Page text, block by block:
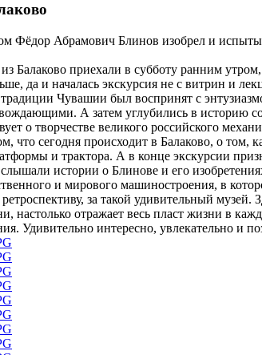
Фёдор Абрамович Блинов изобрел и
Балаково приехали в субботу ранним
да и началась экскурсия не с витрин и
Чувашии был воспринят с
А затем углубились в историю
о творчестве великого российского
что сегодня происходит в Балаково, о том,
и трактора. А в конце экскурсии
истории о Блинове и его
и мирового машиностроения, в
за такой удивительный
настолько отражает весь пласт жизни в
Удивительно интересно, увлекательно и